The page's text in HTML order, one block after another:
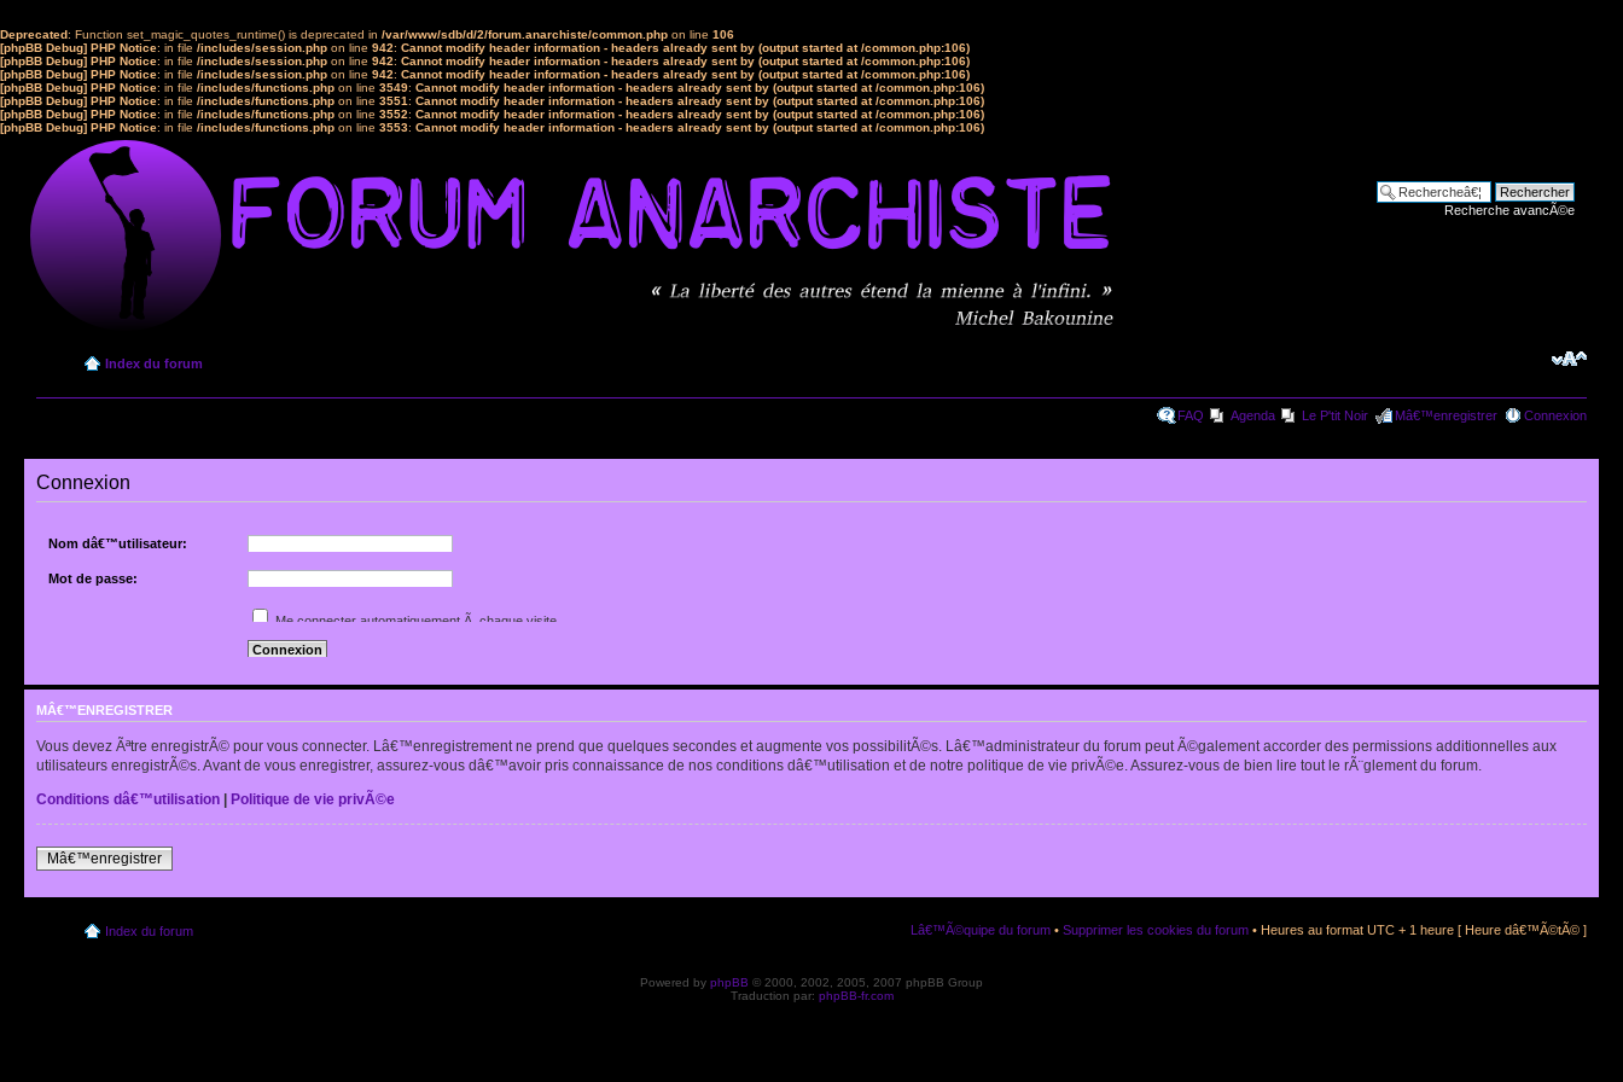
Deprecated: Function set_magic_quotes_runtime() is deprecated in /var/www/sdb/d/2/forum.anarchiste/common.php on line 106
[phpBB Debug] PHP Notice: in file /includes/session.php on line 942: Cannot modify header information - headers already sent by (output started at /common.php:106)
[phpBB Debug] PHP Notice: in file /includes/session.php on line 942: Cannot modify header information - headers already sent by (output started at /common.php:106)
[phpBB Debug] PHP Notice: in file /includes/session.php on line 942: Cannot modify header information - headers already sent by (output started at /common.php:106)
[phpBB Debug] PHP Notice: in file /includes/functions.php on line 3549: Cannot modify header information - headers already sent by (output started at /common.php:106)
[phpBB Debug] PHP Notice: in file /includes/functions.php on line 3551: Cannot modify header information - headers already sent by (output started at /common.php:106)
[phpBB Debug] PHP Notice: in file /includes/functions.php on line 3552: Cannot modify header information - headers already sent by (output started at /common.php:106)
[phpBB Debug] PHP Notice: in file /includes/functions.php on line 3553: Cannot modify header information - headers already sent by (output started at /common.php:106)
Recherche avancÃ©e
Index du forum
FAQ Agenda Le P'tit Noir Mâ€™enregistrer Connexion
Connexion
Nom dâ€™utilisateur:
Mot de passe:
Renvoyer lâ€™e-mail de confirmation
Me connecter automatiquement Ã chaque visite
Cacher mon statut en ligne pour cette session
MÂ€™ENREGISTRER
Vous devez Ãªtre enregistrÃ© pour vous connecter. Lâ€™enregistrement ne prend que quelques secondes et augmente vos possibilitÃ©s. Lâ€™administrateur du forum peut Ã©galement accorder des permissions additionnelles aux
utilisateurs enregistrÃ©s. Avant de vous enregistrer, assurez-vous dâ€™avoir pris connaissance de nos conditions dâ€™utilisation et de notre politique de vie privÃ©e. Assurez-vous de bien lire tout le rÃ¨glement du forum.
Conditions dâ€™utilisation
Politique de vie privÃ©e
Mâ€™enregistrer
Index du forum Lâ€™Ã©quipe du forum • Supprimer les cookies du forum • Heures au format UTC + 1 heure [ Heure dâ€™Ã©tÃ© ]
Powered by phpBB © 2000, 2002, 2005, 2007 phpBB Group
Traduction par: phpBB-fr.com